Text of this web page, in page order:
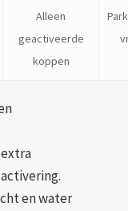
Alleen
geactiveerde
koppen
en water